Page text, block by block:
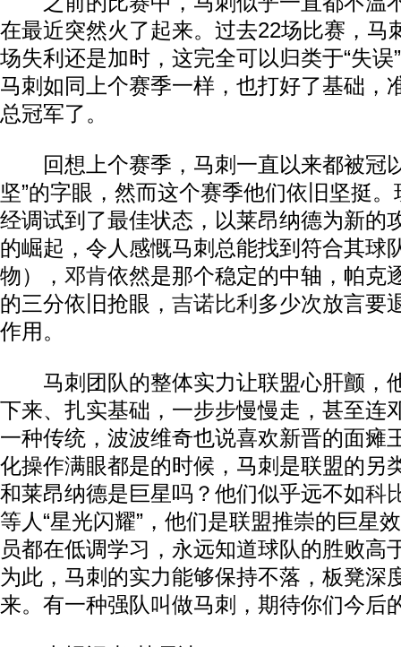
在最近突然火了起来。过去22场比赛，马
场失利还是加时，这完全可以归类于“失误
马刺如同上个赛季一样，也打好了基础，
总冠军了。
回想上个赛季，马刺一直以来都被冠以
坚”的字眼，然而这个赛季他们依旧坚挺
经调试到了最佳状态，以莱昂纳德为新的
的崛起，令人感慨马刺总能找到符合其球
物）， 邓肯依然是那个稳定的中轴，帕克
的三分依旧抢眼， 吉诺比利 多少次放言要
作用。
马刺团队的整体实力让联盟心肝颤，
下来、扎实基础，一步步慢慢走，甚至连
一种传统，波波维奇也说喜欢新晋的面瘫
化操作满眼都是的时候，马刺是联盟的另
和莱昂纳德是巨星吗？他们似乎远不如科
等人“星光闪耀”，他们是联盟推崇的巨星
员都在低调学习，永远知道球队的胜败高
为此，马刺的实力能够保持不落，板凳深
来。有一种强队叫做马刺，期待你们今后
动物系恋人啊 | 钟欣潼体验爱情哲学 南